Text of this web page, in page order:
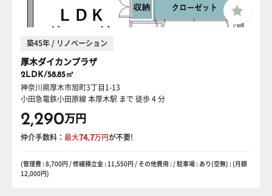
築45年 / リノベーション
厚木ダイカンプラザ
2LDK/58.85㎡
神奈川県厚木市旭町3丁目1-13
小田急電鉄小田原線 本厚木駅 まで 徒歩 4 分
2,290万円
仲介手数料： 最大74.7万円が不要!
(管理費 : 8,700円 / 修繕積立金 : 11,550円 / その他費用 : / 駐車場 : あり(空無) : (月額
12,000円)